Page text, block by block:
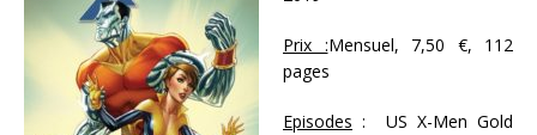
Prix :Mensuel, 7,50 €, 112
pages
Episodes : US X-Men Gold